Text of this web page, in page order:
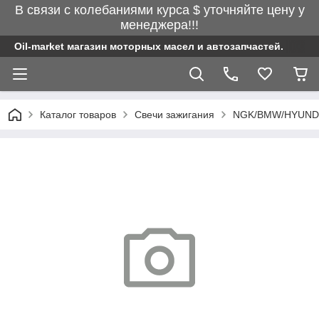
В связи с колебаниями курса $ уточняйте цену у
менеджера!!!
Oil-market магазин моторных масел и автозапчастей.
Каталог товаров Свечи зажигания NGK/BMW/